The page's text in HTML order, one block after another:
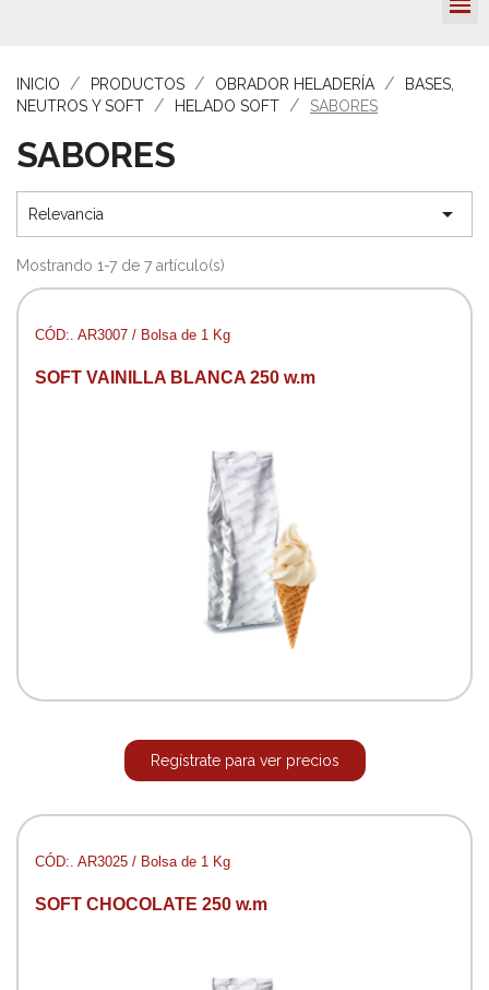
INICIO PRODUCTOS OBRADOR HELADERÍA
BASES,
NEUTROS Y SOFT
HELADO SOFT SABORES
SABORES
Relevancia 
Mostrando 1-7 de 7 artículo(s)
CÓD:. AR3007 / Bolsa de 1 Kg
SOFT VAINILLA BLANCA 250 w.m
Regístrate para ver precios
CÓD:. AR3025 / Bolsa de 1 Kg
SOFT CHOCOLATE 250 w.m